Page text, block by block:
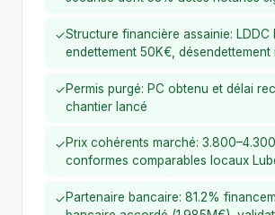
✓Structure financière assainie: LDDC
endettement 50K€, désendettement
✓Permis purgé: PC obtenu et délai
chantier lancé
✓Prix cohérents marché:
conformes comparables locaux
✓Partenaire bancaire: 81.2%